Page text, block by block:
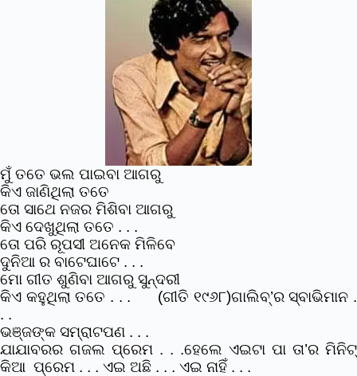
ମୁଁ ତତେ ଭଲ ପାଇବା ଆଗରୁ
କିଏ ଜାଣିଥିଲା ତତେ
ତୋ ସାଥେ ନଜର ମିଶିବା ଆଗରୁ
କିଏ ଦେଖୁଥିଲା ତତେ . . .
ତୋ ପରି ରୂପସୀ ଅନେକ ମିଳିବେ
ଦୁନିଆ ର ବାଟେଘାଟେ . . .
ମୋ ଗୀତ ଶୁଣିବା ଆଗରୁ ସୁନ୍ଦରୀ
କିଏ କହୁଥିଲା ତତେ . . . (ଗୀତି ୧୯୬୮)ଗାଲିବ୍’ର ସ୍ବାଭିମାନ .
. .
ଭଞ୍ଜଙ୍କ ସମ୍ରାଟପଣ . . .
ଯାଯାବରର ଗଜଲ ପ୍ରେମ . . .ହେଲେ ଏଇଟା ପା ତା’ର ମିନିଟ୍
କିଆ ପ୍ରେମ . . . ଏଇ ଅଛି . . . ଏଇ ନାହିଁ . . .